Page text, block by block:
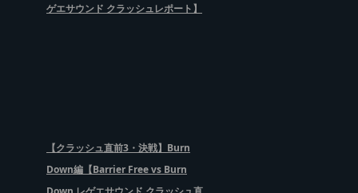
ゲエサウンド クラッシュレポート】
【クラッシュ直前3・決戦】Burn
Down編【Barrier Free vs Burn